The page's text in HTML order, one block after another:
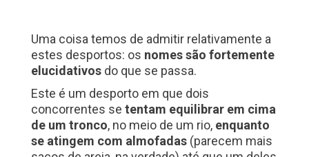
Uma coisa temos de admitir relativamente a
estes desportos: os nomes são fortemente
elucidativosdo que se passa.
Este é um desporto em que dois
concorrentes se tentam equilibrar em cima
de um tronco, no meio de um rio, enquanto
se atingem com almofadas(parecem mais